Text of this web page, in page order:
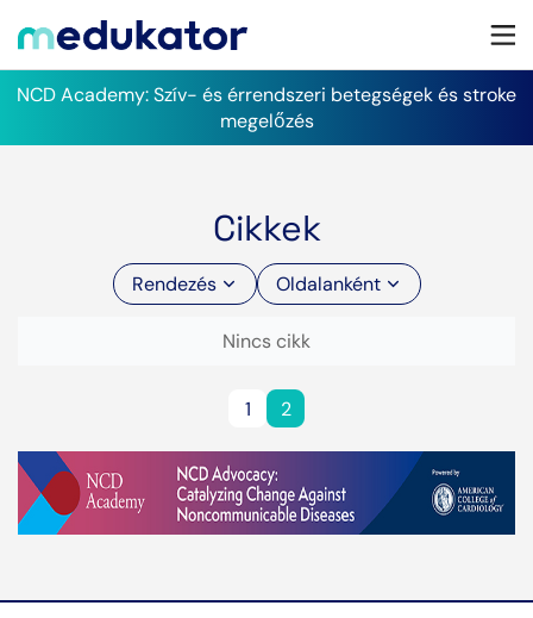
NCD Academy: Szív- és érrendszeri betegségek és stroke
megelőzés
Cikkek
Rendezés Oldalanként
Nincs cikk
1 2